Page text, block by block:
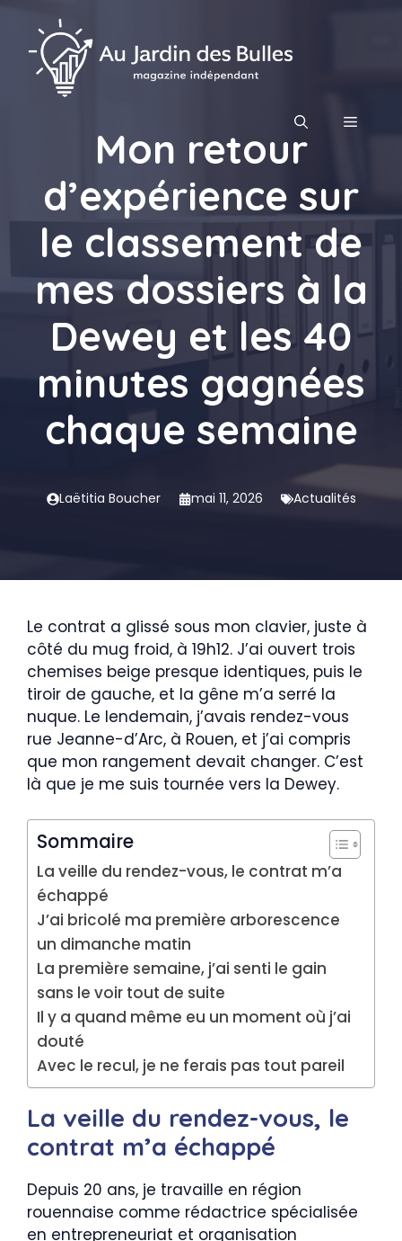
contenu
MENU
Mon retour
d’expérience sur
le classement de
mes dossiers à la
Dewey et les 40
minutes gagnées
chaque semaine
Laëtitia Boucher mai 11, 2026 Actualités
Le contrat a glissé sous mon clavier, juste à
côté du mug froid, à 19h12. J’ai ouvert trois
chemises beige presque identiques, puis le
tiroir de gauche, et la gêne m’a serré la
nuque. Le lendemain, j’avais rendez-vous
rue Jeanne-d’Arc, à Rouen, et j’ai compris
que mon rangement devait changer. C’est
là que je me suis tournée vers la Dewey.
Sommaire
La veille du rendez-vous, le contrat m’a
échappé
J’ai bricolé ma première arborescence
un dimanche matin
La première semaine, j’ai senti le gain
sans le voir tout de suite
Il y a quand même eu un moment où j’ai
douté
Avec le recul, je ne ferais pas tout pareil
La veille du rendez-vous, le
contrat m’a échappé
Depuis 20 ans, je travaille en région
rouennaise comme rédactrice spécialisée
en entrepreneuriat et organisation